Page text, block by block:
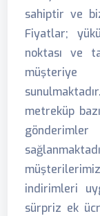
sahiptir ve
Fiyatlar;
noktası ve
metreküp
indirimleri
sürpriz ek